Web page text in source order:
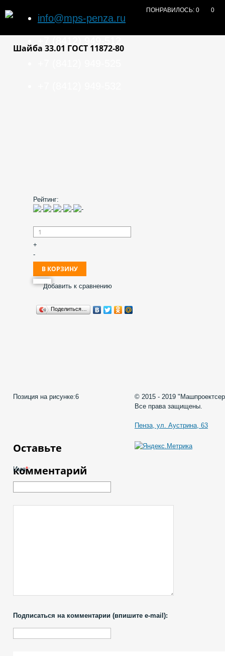
info@mps-penza.ru
ПОНРАВИЛОСЬ: 0 0
Шайба 33.01 ГОСТ 11872-80
Рейтинг:
+
-
Добавить к сравнению
Поделиться…
© 2015 - 2019
Все права защищены.
Пенза, ул. Аустрина, 63
Позиция на рисунке:6
Оставьте
комментарий
Имя*:
Подписаться на комментарии (впишите e-mail):